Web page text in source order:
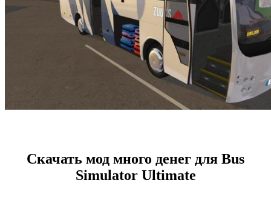
Скачать мод много денег для Bus
Simulator Ultimate